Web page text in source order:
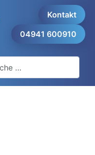
Kontakt
04941 600910